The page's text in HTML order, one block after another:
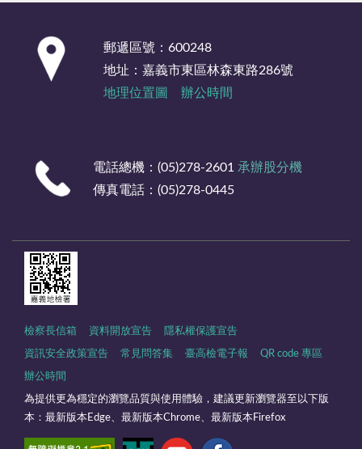
郵遞區號：600248
地址：嘉義市東區林森東路286號
地理位置圖
辦公時間
電話總機：(05)278-2601 承辦股分機
傳真電話：(05)278-0445
檢察長信箱 資料開放宣告 隱私權保護宣告
資訊安全政策宣告 常見問答集 臺高檢電子報 QR code 專區
辦公時間
為提供更為穩定的瀏覽品質與使用體驗，建議更新瀏覽器至以下版
本：最新版本Edge、最新版本Chrome、最新版本Firefox